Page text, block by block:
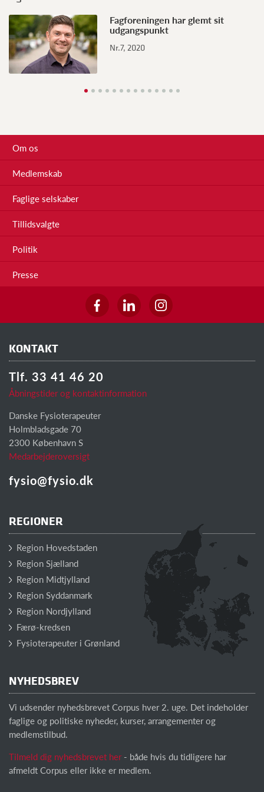
Fagforeningen har glemt sit
udgangspunkt
Nr.7, 2020
Om os
Medlemskab
Faglige selskaber
Tillidsvalgte
Politik
Presse
KONTAKT
Tlf. 33 41 46 20
Åbningstider og kontaktinformation
Danske Fysioterapeuter
Holmbladsgade 70
2300 København S
Medarbejderoversigt
fysio@fysio.dk
REGIONER
Region Hovedstaden
Region Sjælland
Region Midtjylland
Region Syddanmark
Region Nordjylland
Færø-kredsen
Fysioterapeuter i Grønland
NYHEDSBREV
Vi udsender nyhedsbrevet Corpus hver 2. uge. Det indeholder
faglige og politiske nyheder, kurser, arrangementer og
medlemstilbud.
Tilmeld dig nyhedsbrevet her- både hvis du tidligere har
afmeldt Corpus eller ikke er medlem.